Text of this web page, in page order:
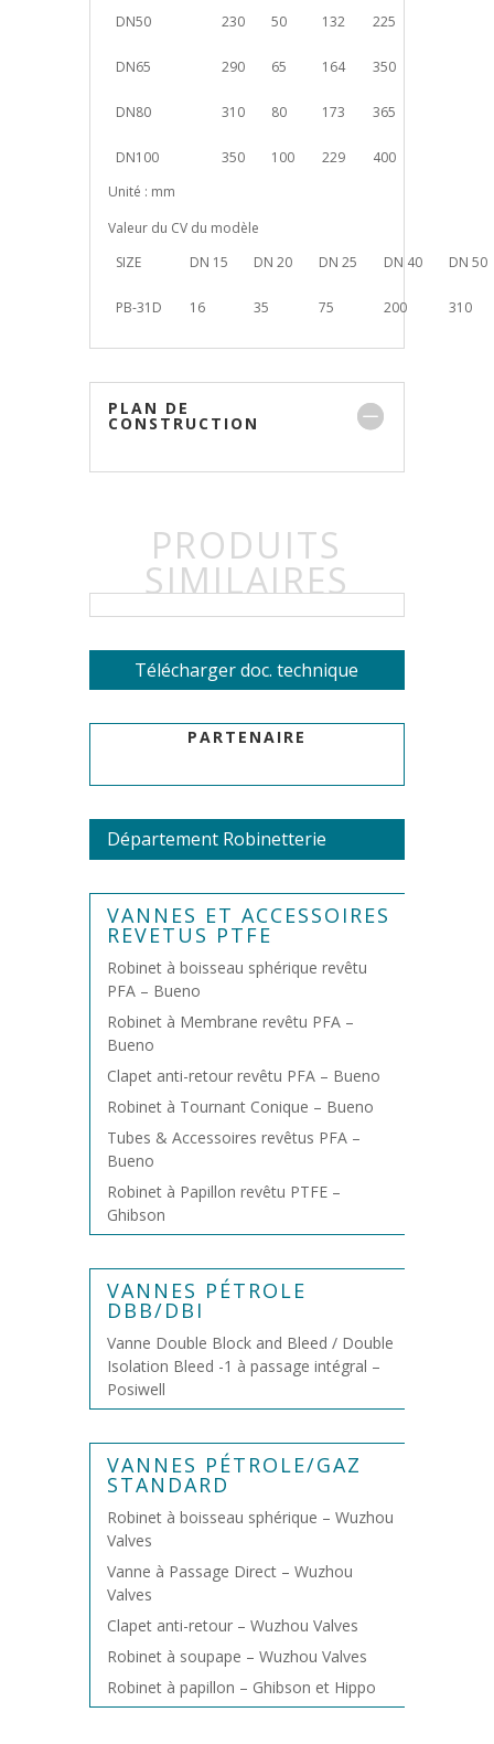
DN50 230 50 132 225
DN65 290 65 164 350
DN80 310 80 173 365
DN100 350 100 229
400
Unité : mm
Valeur du CV du modèle
SIZE
DN 15 DN 20 DN 25 DN 40 DN 50
PB-31D 16 35 75 200 310
PLAN DE
CONSTRUCTION
PRODUITS
SIMILAIRES
Télécharger doc. technique
PARTENAIRE
Département Robinetterie
VANNES ET ACCESSOIRES
REVETUS PTFE
Robinet à boisseau sphérique revêtu
PFA – Bueno
Robinet à Membrane revêtu PFA –
Bueno
Clapet anti-retour revêtu PFA – Bueno
Robinet à Tournant Conique – Bueno
Tubes & Accessoires revêtus PFA –
Bueno
Robinet à Papillon revêtu PTFE –
Ghibson
VANNES PÉTROLE
DBB/DBI
Vanne Double Block and Bleed / Double
Isolation Bleed -1 à passage intégral –
Posiwell
VANNES PÉTROLE/GAZ
STANDARD
Robinet à boisseau sphérique – Wuzhou
Valves
Vanne à Passage Direct – Wuzhou
Valves
Clapet anti-retour – Wuzhou Valves
Robinet à soupape – Wuzhou Valves
Robinet à papillon – Ghibson et Hippo